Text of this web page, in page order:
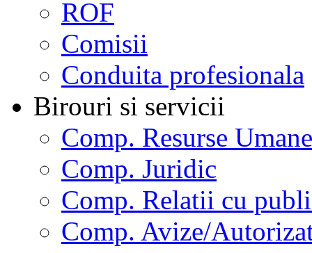
ROF
Comisii
Conduita profesionala
Birouri si servicii
Comp. Resurse Umane
Comp. Juridic
Comp. Relatii cu
Comp. Avize/